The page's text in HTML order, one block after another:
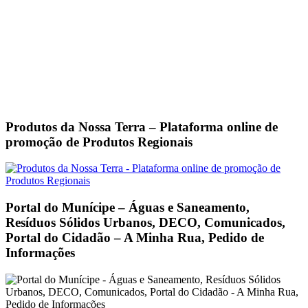
Produtos da Nossa Terra – Plataforma online de
promoção de Produtos Regionais
Portal do Munícipe – Águas e Saneamento,
Resíduos Sólidos Urbanos, DECO, Comunicados,
Portal do Cidadão – A Minha Rua, Pedido de
Informações